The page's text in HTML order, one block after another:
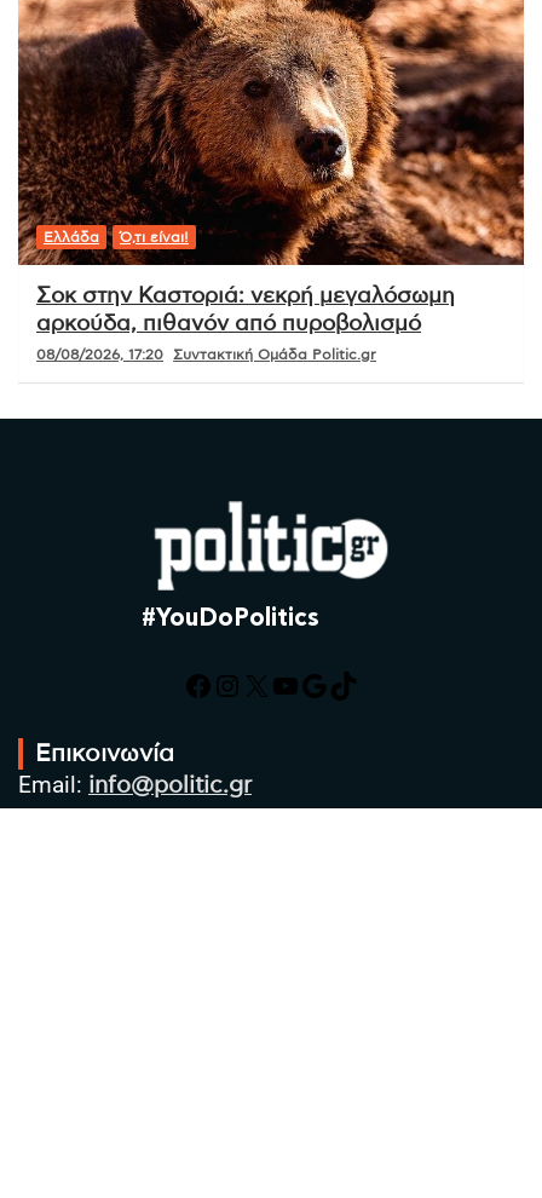
Ελλάδα Ό,τι είναι!
Σοκ στην Καστοριά: νεκρή μεγαλόσωμη
αρκούδα, πιθανόν από πυροβολισμό
08/08/2026, 17:20 Συντακτική Ομάδα Politic.gr
#YouDoPolitics
Facebook
Instagram
X YouTube
Google
TikTok
Επικοινωνία
Email: info@politic.gr
Τηλ: